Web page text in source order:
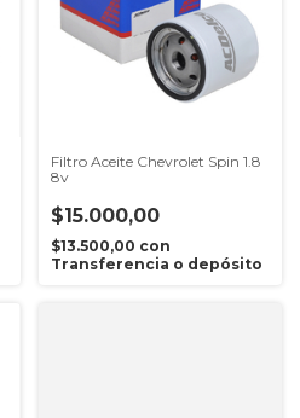
Filtro Aceite Chevrolet Spin 1.8
8v
$15.000,00
$13.500,00 con
Transferencia o depósito